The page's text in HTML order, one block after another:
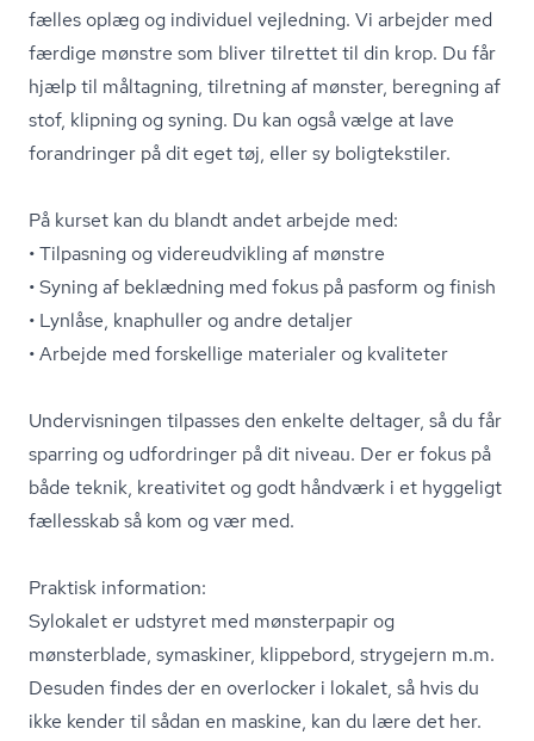
fælles oplæg og individuel vejledning. Vi arbejder med
færdige mønstre som bliver tilrettet til din krop. Du får
hjælp til måltagning, tilretning af mønster, beregning af
stof, klipning og syning. Du kan også vælge at lave
forandringer på dit eget tøj, eller sy boligtekstiler.
På kurset kan du blandt andet arbejde med:
• Tilpasning og vi­de­re­ud­vik­ling af mønstre
• Syning af beklædning med fokus på pasform og finish
• Lynlåse, knaphuller og andre detaljer
• Arbejde med forskellige materialer og kvaliteter
Undervisningen tilpasses den enkelte deltager, så du får
sparring og udfordringer på dit niveau. Der er fokus på
både teknik, kreativitet og godt håndværk i et hyggeligt
fællesskab så kom og vær med.
Praktisk information:
Sylokalet er udstyret med mønsterpapir og
mønsterblade, symaskiner, klippebord, strygejern m.m.
Desuden findes der en overlocker i lokalet, så hvis du
ikke kender til sådan en maskine, kan du lære det her.